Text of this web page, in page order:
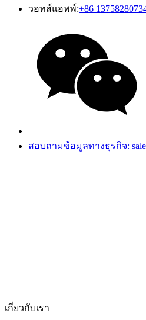
วอทส์แอพพ์:+86
สอบถามข้อมูลทางธุรกิจ:
เกี่ยวกับเรา